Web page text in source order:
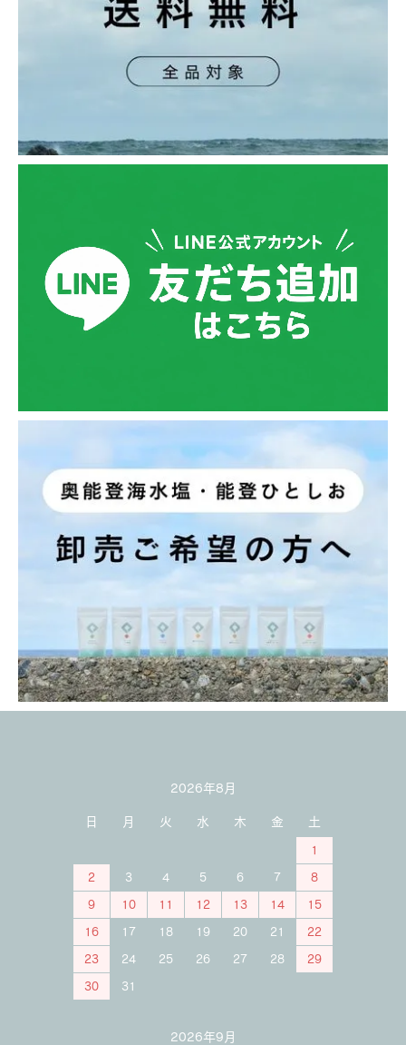
2026年8月
日 月 火 水 木 金 土
1
2 3 4 5 6 7 8
9 10 11 12 13 14 15
16 17 18 19 20 21 22
23 24 25 26 27 28 29
30 31
2026年9月